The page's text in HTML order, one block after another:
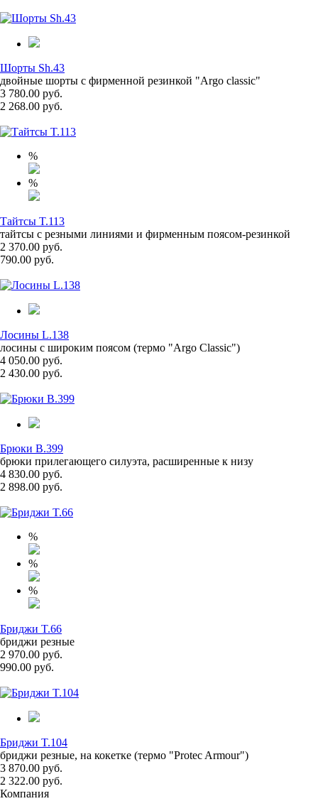
Шорты Sh.43
двойные шорты с фирменной резинкой "Argo classic"
3 780.00 руб.
2 268.00 руб.
%
%
Тайтсы T.113
тайтсы с резными линиями и фирменным поясом-резинкой
2 370.00 руб.
790.00 руб.
Лосины L.138
лосины с широким поясом (термо "Argo Classic")
4 050.00 руб.
2 430.00 руб.
Брюки B.399
брюки прилегающего силуэта, расширенные к низу
4 830.00 руб.
2 898.00 руб.
%
%
%
Бриджи T.66
бриджи резные
2 970.00 руб.
990.00 руб.
Бриджи T.104
бриджи резные, на кокетке (термо "Protec Armour")
3 870.00 руб.
2 322.00 руб.
Компания